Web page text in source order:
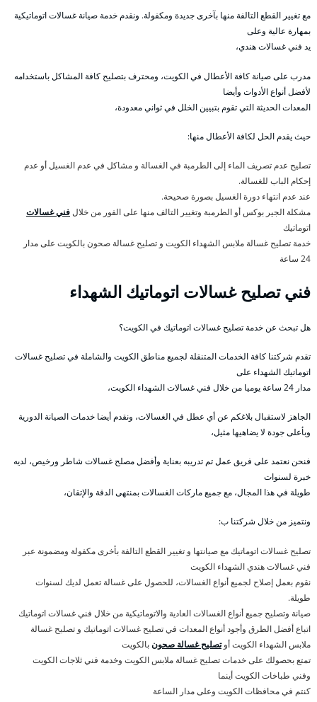
مع تغيير القطع التالفة منها بآخرى جديدة ومكفولة. ونقدم خدمة صيانة غسالات اتوماتيكية
بمهارة عالية وعلى
يد فني غسالات هندي،
مدرب على صيانة كافة الأعطال في الكويت، ومحترف بتصليح كافة المشاكل باستخدامه
لأفضل أنواع الأدوات وأيضا
المعدات الحديثة التي تقوم بتبيين الخلل في ثواني معدودة،
حيث يقدم الحل لكافة الأعطال منها:
تصليح عدم تصريف الماء إلى الطرمبة في الغسالة و مشاكل في عدم الغسيل أو عدم
إحكام الباب للغسالة.
عند عدم انتهاء دورة الغسيل بصورة صحيحة.
مشكلة الجير بوكس أو الطرمبة وتغيير التالف منها على الفور من خلالفني غسالات
اتوماتيك
خدمة تصليح غسالة ملابس الشهداء الكويت و تصليح غسالة صحون بالكويت على مدار
24 ساعة
فني تصليح غسالات اتوماتيك الشهداء
هل تبحث عن خدمة تصليح غسالات اتوماتيك في الكويت؟
تقدم شركتنا كافة الخدمات المتنقلة لجميع مناطق الكويت والشاملة في تصليح غسالات
اتوماتيك الشهداء على
مدار 24 ساعة يوميا من خلال فني غسالات الشهداء الكويت،
الجاهز لاستقبال بلاغكم عن أي عطل في الغسالات، ونقدم أيضا خدمات الصيانة الدورية
وبأعلى جودة لا يضاهيها مثيل،
فنحن نعتمد على فريق عمل تم تدريبه بعناية وأفضل مصلح غسالات شاطر ورخيص، لديه
خبرة لسنوات
طويلة في هذا المجال، مع جميع ماركات الغسالات بمنتهى الدقة والإتقان،
ونتميز من خلال شركتنا ب:
تصليح غسالات اتوماتيك مع صيانتها و تغيير القطع التالفة بأخرى مكفولة ومضمونة عبر
فني غسالات هندي الشهداء الكويت
نقوم بعمل إصلاح لجميع أنواع الغسالات، للحصول على غسالة تعمل لديك لسنوات
طويلة.
صيانة وتصليح جميع أنواع الغسالات العادية والاتوماتيكية من خلال فني غسالات اتوماتيك
اتباع أفضل الطرق وأجود أنواع المعدات في تصليح غسالات اتوماتيك و تصليح غسالة
ملابس الشهداء الكويت أوتصليح غسالة صحونبالكويت
تمتع بحصولك على خدمات تصليح غسالة ملابس الكويت وخدمة فني ثلاجات الكويت
وفني طباخات الكويت أينما
كنتم في محافظات الكويت وعلى مدار الساعة